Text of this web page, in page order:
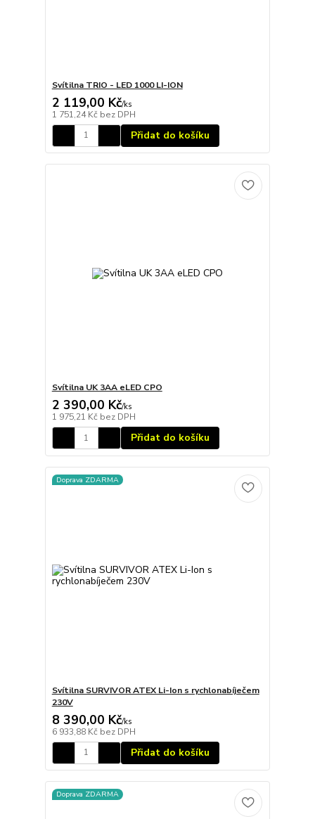
Svítilna TRIO - LED 1000 LI-ION
2 119,00 Kč/ks
1 751,24 Kč bez DPH
Přidat do košíku
Svítilna UK 3AA eLED CPO
2 390,00 Kč/ks
1 975,21 Kč bez DPH
Přidat do košíku
Doprava ZDARMA
Svítilna SURVIVOR ATEX Li-Ion s rychlonabíječem
230V
8 390,00 Kč/ks
6 933,88 Kč bez DPH
Přidat do košíku
Doprava ZDARMA